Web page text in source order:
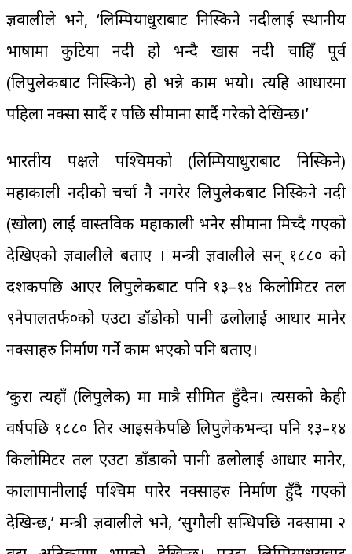
ज्ञवालीले भने, ‘लिम्पियाधुराबाट निस्किने नदीलाई स्थानीय
भाषामा कुटिया नदी हो भन्दै खास नदी चाहिँ पूर्व
(लिपुलेकबाट निस्किने) हो भन्ने काम भयो। त्यहि आधारमा
पहिला नक्सा सार्दै र पछि सीमाना सार्दै गरेको देखिन्छ।’
भारतीय पक्षले पश्चिमको (लिम्पियाधुराबाट निस्किने)
महाकाली नदीको चर्चा नै नगरेर लिपुलेकबाट निस्किने नदी
(खोला) लाई वास्तविक महाकाली भनेर सीमाना मिच्दै गएको
देखिएको ज्ञवालीले बताए । मन्त्री ज्ञवालीले सन् १८८० को
दशकपछि आएर लिपुलेकबाट पनि १३–१४ किलोमिटर तल
९नेपालतर्फ०को एउटा डाँडोको पानी ढलोलाई आधार मानेर
नक्साहरु निर्माण गर्ने काम भएको पनि बताए।
‘कुरा त्यहाँ (लिपुलेक) मा मात्रै सीमित हुँदैन। त्यसको केही
वर्षपछि १८८० तिर आइसकेपछि लिपुलेकभन्दा पनि १३–१४
किलोमिटर तल एउटा डाँडाको पानी ढलोलाई आधार मानेर,
कालापानीलाई पश्चिम पारेर नक्साहरु निर्माण हुँदै गएको
देखिन्छ,’ मन्त्री ज्ञवालीले भने, ‘सुगौली सन्धिपछि नक्सामा २